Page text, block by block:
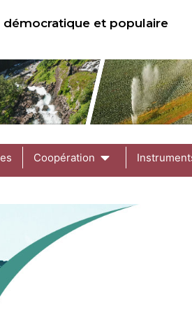
démocratique et populaire
Coopération